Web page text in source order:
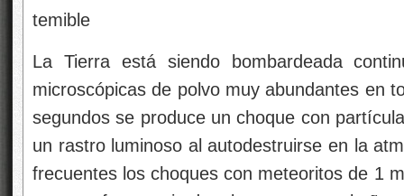
temible
La Tierra está siendo bombardeada
microscópicas de polvo muy abundantes en
segundos se produce un choque con
un rastro luminoso al autodestruirse en la
frecuentes los choques con meteoritos de 1